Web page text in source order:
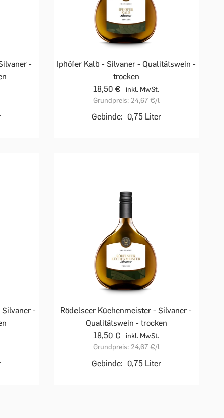
-
Iphöfer Kalb - Silvaner - Qualitätswein -
trocken
18,50 €
inkl. MwSt.
Grundpreis: 24,67 €/l
Gebinde: 0,75 Liter
-
Rödelseer Küchenmeister - Silvaner -
Qualitätswein - trocken
18,50 €
inkl. MwSt.
Grundpreis: 24,67 €/l
Gebinde: 0,75 Liter